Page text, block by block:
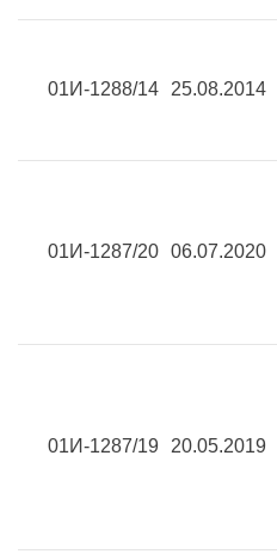
01И-1288/14 25.08.2014
01И-1287/20 06.07.2020
01И-1287/19 20.05.2019